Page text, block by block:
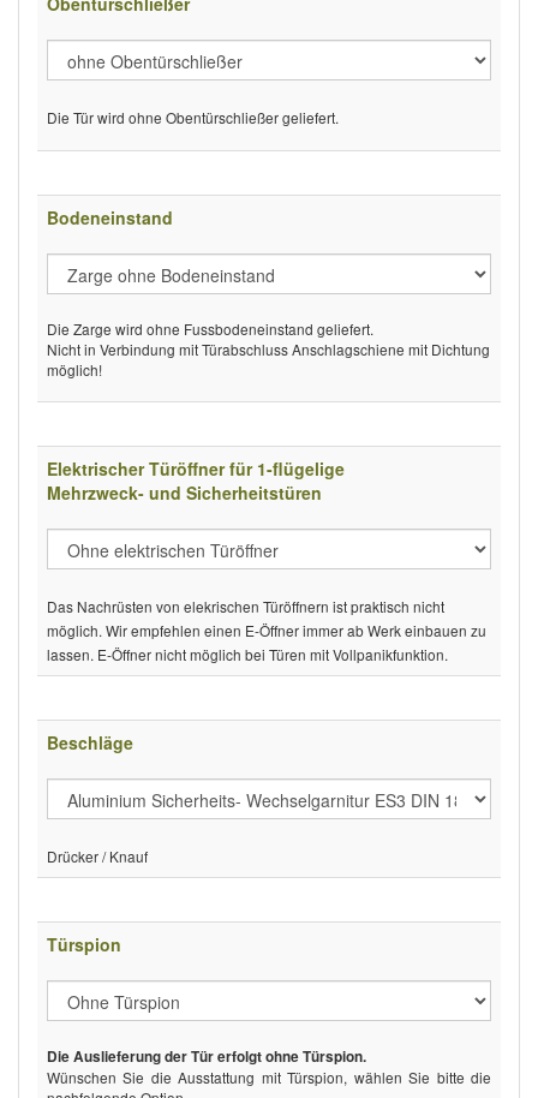
Die Tür wird ohne Obentürschließer geliefert.
Bodeneinstand
Die Zarge wird ohne Fussbodeneinstand geliefert.
Nicht in Verbindung mit Türabschluss Anschlagschiene mit Dichtung
möglich!
Elektrischer Türöffner für 1-flügelige
Mehrzweck- und Sicherheitstüren
Das Nachrüsten von elekrischen Türöffnern ist praktisch nicht
möglich. Wir empfehlen einen E-Öffner immer ab Werk einbauen zu
lassen. E-Öffner nicht möglich bei Türen mit Vollpanikfunktion.
Beschläge
Drücker / Knauf
Türspion
Die Auslieferung der Tür erfolgt ohne Türspion.
Wünschen Sie die Ausstattung mit Türspion, wählen Sie bitte die